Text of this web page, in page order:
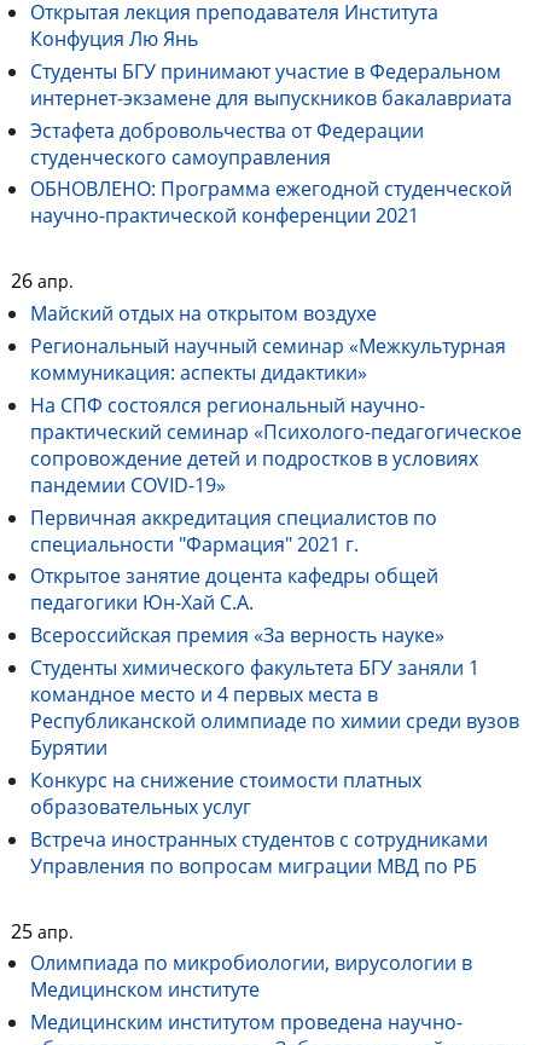
Открытая лекция преподавателя Института
Конфуция Лю Янь
Студенты БГУ принимают участие в Федеральном
интернет-экзамене для выпускников бакалавриата
Эстафета добровольчества от Федерации
студенческого самоуправления
ОБНОВЛЕНО: Программа ежегодной студенческой
научно-практической конференции 2021
26 апр.
Майский отдых на открытом воздухе
Региональный научный семинар «Межкультурная
коммуникация: аспекты дидактики»
На СПФ состоялся региональный научно-
практический семинар «Психолого-педагогическое
сопровождение детей и подростков в условиях
пандемии COVID-19»
Первичная аккредитация специалистов по
специальности "Фармация" 2021 г.
Открытое занятие доцента кафедры общей
педагогики Юн-Хай С.А.
Всероссийская премия «За верность науке»
Студенты химического факультета БГУ заняли 1
командное место и 4 первых места в
Республиканской олимпиаде по химии среди вузов
Бурятии
Конкурс на снижение стоимости платных
образовательных услуг
Встреча иностранных студентов с сотрудниками
Управления по вопросам миграции МВД по РБ
25 апр.
Олимпиада по микробиологии, вирусологии в
Медицинском институте
Медицинским институтом проведена научно-